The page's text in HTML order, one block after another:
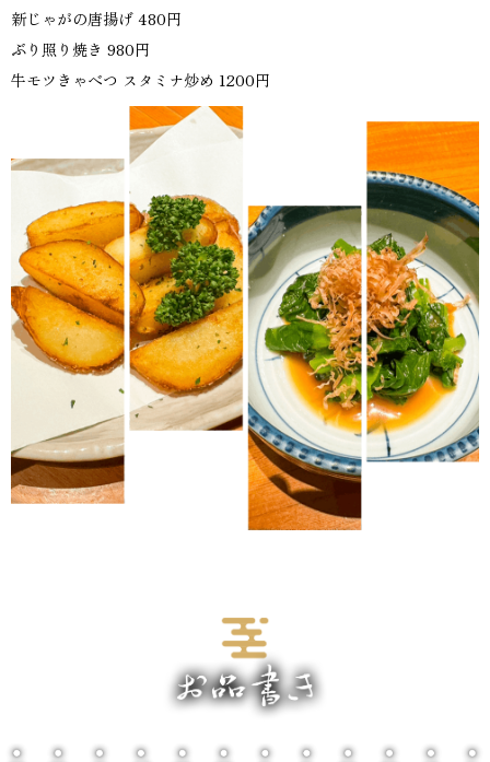
新じゃがの唐揚げ 480円
ぶり照り焼き 980円
牛モツきゃべつ スタミナ炒め 1200円